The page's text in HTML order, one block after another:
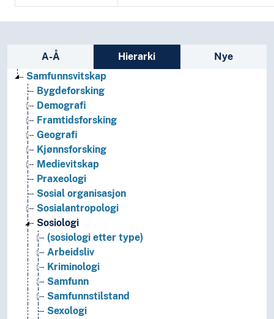
Sidefelt: navigér i vokabularet på ulike
A-Å Hierarki
Nye
Samfunnsvitskap
Bygdeforsking
Demografi
Framtidsforsking
Geografi
Kjønnsforsking
Medievitskap
Praxeologi
Sosial organisasjon
Sosialantropologi
Sosiologi
(sosiologi etter type)
Arbeidsliv
Kriminologi
Samfunn
Samfunnstilstand
Sexologi